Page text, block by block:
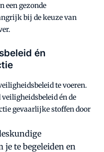
een gezonde
bij de keuze van
én
te voeren.
én de
gevaarlijke stoffen door
te begeleiden en